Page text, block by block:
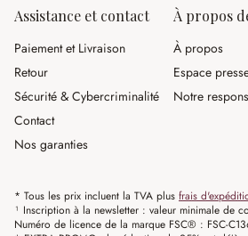
Assistance et contact
Paiement et Livraison
Retour
Sécurité & Cybercriminalité
Contact
Nos garanties
À propos
À propos
Espace
Notre
* Tous les prix incluent la TVA plus frais
¹ Inscription à la newsletter : valeur minimale de
Numéro de licence de la marque FSC® : FSC-